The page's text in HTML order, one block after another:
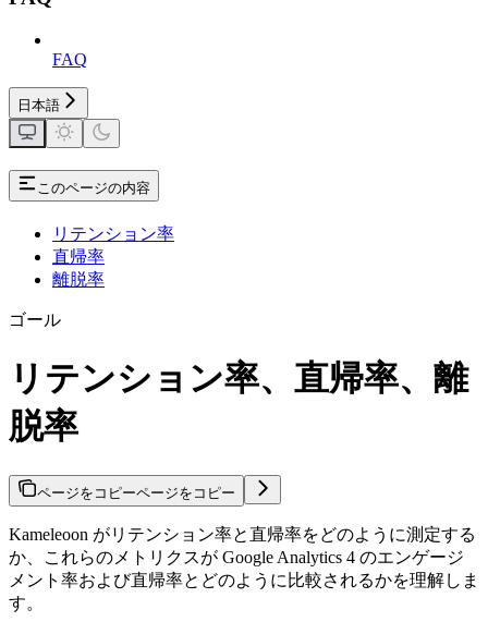
FAQ
日本語
このページの内容
リテンション率
直帰率
離脱率
ゴール
リテンション率、直帰率、離
脱率
ページをコピーページをコピー
Kameleoon がリテンション率と直帰率をどのように測定する
か、これらのメトリクスが Google Analytics 4 のエンゲージ
メント率および直帰率とどのように比較されるかを理解しま
す。